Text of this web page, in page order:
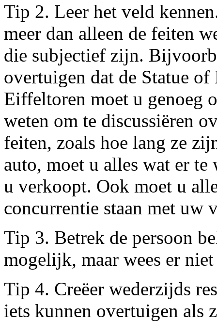
Tip 2. Leer het veld
meer dan alleen de feiten
die subjectief zijn.
overtuigen dat de Statue
Eiffeltoren moet u genoeg
weten om te discussiëren
feiten, zoals hoe lang ze
auto, moet u alles wat er
u verkoopt. Ook moet u
concurrentie staan met uw
Tip 3. Betrek de persoon
mogelijk, maar wees er
Tip 4. Creëer wederzijds
iets kunnen overtuigen als